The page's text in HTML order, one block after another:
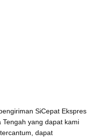
SiCepat Ekspres
yang dapat kami
dapat